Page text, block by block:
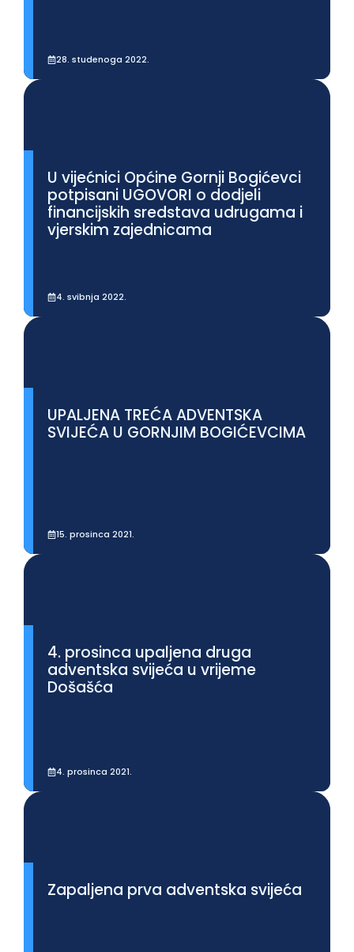
28. studenoga 2022.
U vijećnici Općine Gornji Bogićevci
potpisani UGOVORI o dodjeli
financijskih sredstava udrugama i
vjerskim zajednicama
4. svibnja 2022.
UPALJENA TREĆA ADVENTSKA
SVIJEĆA U GORNJIM BOGIĆEVCIMA
15. prosinca 2021.
4. prosinca upaljena druga
adventska svijeća u vrijeme
Došašća
4. prosinca 2021.
Zapaljena prva adventska svijeća